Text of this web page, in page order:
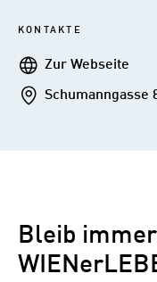
KONTAKTE
WebseiteZur Webseite
Addresse
Schumanngasse
Bleib